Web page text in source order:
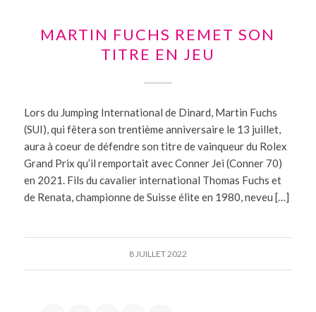
MARTIN FUCHS REMET SON
TITRE EN JEU
Lors du Jumping International de Dinard, Martin Fuchs
(SUI), qui fêtera son trentième anniversaire le 13 juillet,
aura à coeur de défendre son titre de vainqueur du Rolex
Grand Prix qu’il remportait avec Conner Jei (Conner 70)
en 2021. Fils du cavalier international Thomas Fuchs et
de Renata, championne de Suisse élite en 1980, neveu […]
8 JUILLET 2022